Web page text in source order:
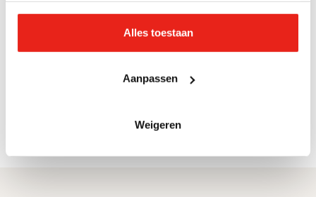
Alles toestaan
Aanpassen
Weigeren
Vrijdag 10:00 -12:00 inloop en winkel open
Meer informatie over onze activiteiten?